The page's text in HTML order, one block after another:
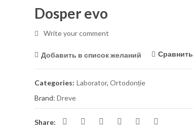
Dosper evo
Write your comment
Добавить в список желаний Сравнить
Categories: Laborator, Ortodonție
Brand: Dreve
Share: